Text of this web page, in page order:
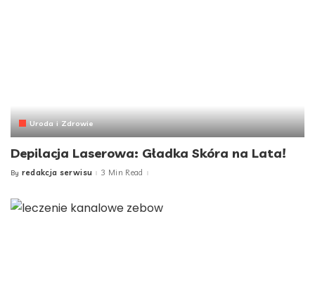
Uroda i Zdrowie
Depilacja Laserowa: Gładka Skóra na Lata!
Posted
By redakcja serwisu 3 Min Read